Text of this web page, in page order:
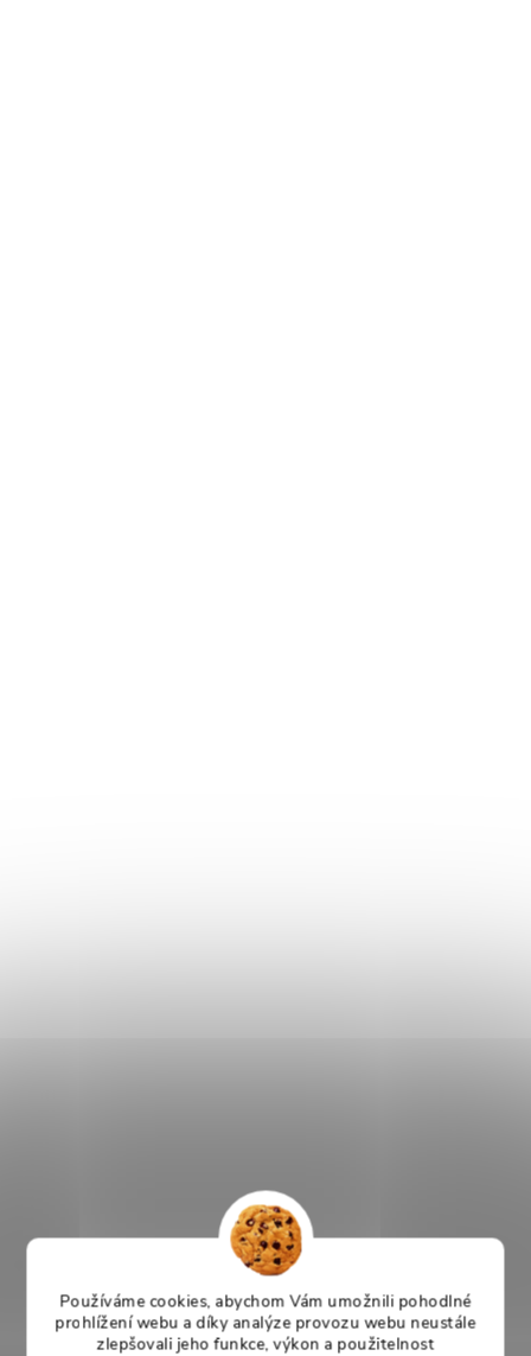
Používáme cookies, abychom Vám umožnili pohodlné
prohlížení webu a díky analýze provozu webu neustále
zlepšovali jeho funkce, výkon a použitelnost